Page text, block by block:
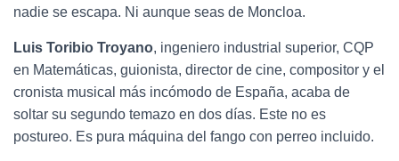
nadie se escapa. Ni aunque seas de Moncloa.
Luis Toribio Troyano, ingeniero industrial superior, CQP
en Matemáticas, guionista, director de cine, compositor y el
cronista musical más incómodo de España, acaba de
soltar su segundo temazo en dos días. Este no es
postureo. Es pura máquina del fango con perreo incluido.